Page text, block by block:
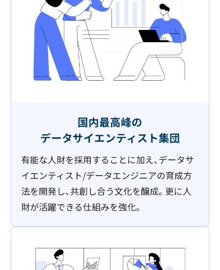
国内最高峰の
データサイエンティスト集団
有能な人財を採用することに加え、データサ
イエンティスト/データエンジニアの育成方
法を開発し、共創し合う文化を醸成。更に人
財が活躍できる仕組みを強化。